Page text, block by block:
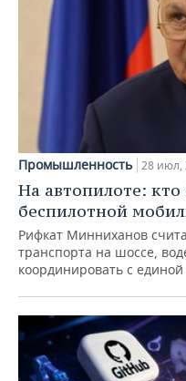
Промышленность 28 июл,
На автопилоте: кто
беспилотной
Рифкат Минниханов
транспорта на шоссе,
координировать с